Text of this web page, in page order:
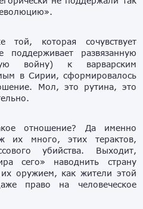
которая сочувствует
развязанную
войну) к варварским
в Сирии, сформировалось
Мол, это рутина, это
отношение? Да именно
их много, этих терактов,
убийства. Выходит,
сего» наводнить страну
оружием, как жители этой
право на человеческое